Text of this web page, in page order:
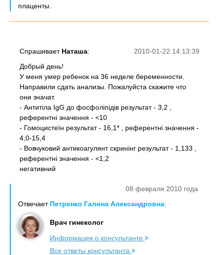
плаценты.
2010-01-22 14:13:39
Спрашивает Наташа:
Добрый день!
У меня умер ребенок на 36 неделе беременности.
Направили сдать анализы. Пожалуйста скажите что
они значат.
- Антитіла IgG до фосфоліпідів результат - 3,2 ,
референтні значення - <10
- Гомоцистеїн результат - 16,1* , референтні значення -
4,0-15,4
- Вовчуковий антикоагулянт скринінг результат - 1,133 ,
референтні значення - <1,2
негативний
08 февраля 2010 года
Отвечает Петренко Галина Александровна:
Врач гинеколог
Информация о консультанте
Все ответы консультанта